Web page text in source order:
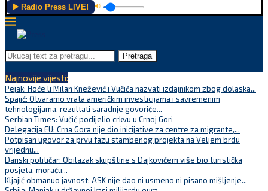
▶️ Radio Press LIVE! 🔊
Pretraga
Najnovije vijesti:
Pejak: Hoće li Milan Knežević i Vučića nazvati izdajnikom zbog dolaska...
Spajić: Otvaramo vrata američkim investicijama i savremenim
tehnologijama, rezultati saradnje govoriće...
Serbian Times: Vučić podijelio crkvu u Crnoj Gori
Delegacija EU: Crna Gora nije dio inicijative za centre za migrante,...
Potpisan ugovor za prvu fazu stambenog projekta na Veljem brdu
vrijednu...
Danski političar: Obilazak skupštine s Dajkovićem više bio turistička
posjeta, moraću...
Kljajić obmanuo javnost: ASK nije dao ni usmeno ni pisano mišljenje...